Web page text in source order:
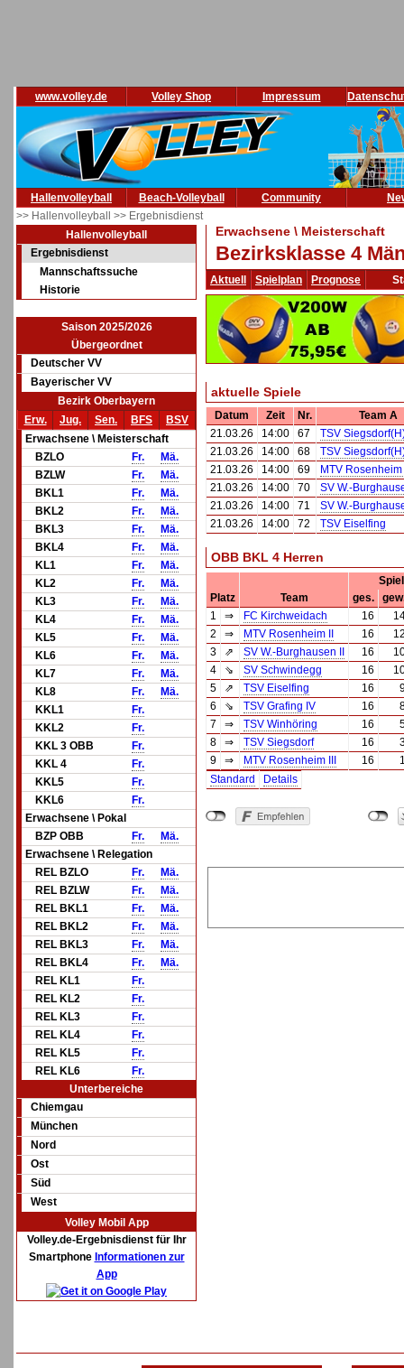
www.volley.de Volley Shop Impressum
Hallenvolleyball Beach-Volleyball Community
>> Hallenvolleyball >> Ergebnisdienst
Hallenvolleyball
Ergebnisdienst
Mannschaftssuche
Historie
Saison 2025/2026
Übergeordnet
Deutscher VV
Bayerischer VV
Bezirk Oberbayern
Erw.
Jug. Sen. BFS
BSV
Erwachsene \ Meisterschaft
BZLO
Fr.
Mä.
BZLW
Fr.
Mä.
BKL1
Fr.
Mä.
BKL2
Fr.
Mä.
BKL3
Fr.
Mä.
BKL4
Fr.
Mä.
KL1
Fr.
Mä.
KL2
Fr.
Mä.
KL3
Fr.
Mä.
KL4
Fr.
Mä.
KL5
Fr.
Mä.
KL6
Fr.
Mä.
KL7
Fr.
Mä.
KL8
Fr.
Mä.
KKL1
Fr.
KKL2
Fr.
KKL 3 OBB
Fr.
KKL 4
Fr.
KKL5
Fr.
KKL6
Fr.
Erwachsene \ Pokal
BZP OBB
Fr.
Mä.
Erwachsene \ Relegation
REL BZLO
Fr.
Mä.
REL BZLW
Fr.
Mä.
REL BKL1
Fr.
Mä.
REL BKL2
Fr.
Mä.
REL BKL3
Fr.
Mä.
REL BKL4
Fr.
Mä.
REL KL1
Fr.
REL KL2
Fr.
REL KL3
Fr.
REL KL4
Fr.
REL KL5
Fr.
REL KL6
Fr.
Unterbereiche
Chiemgau
München
Nord
Ost
Süd
West
Volley Mobil App
Volley.de-Ergebnisdienst für Ihr
Smartphone Informationen zur
App
Erwachsene \ Meisterschaft
Bezirksklasse 4
Aktuell Spielplan Prognose
aktuelle Spiele
Datum Zeit Nr.
Team A
21.03.26
14:00 67
TSV
21.03.26
14:00 68
TSV
21.03.26
14:00 69
MTV Rosenheim
21.03.26
14:00 70
SV W.-
21.03.26
14:00 71
SV W.-
21.03.26
14:00 72 TSV Eiselfing
OBB BKL 4 Herren
Platz
Team ges.
1
⇒ FC Kirchweidach 16
2
⇒ MTV Rosenheim II 16
3
⇗ SV W.-Burghausen II 16
4
⇘ SV Schwindegg 16
5
⇗ TSV Eiselfing 16
6
⇘ TSV Grafing IV 16
7
⇒ TSV Winhöring 16
8
⇒ TSV Siegsdorf 16
9
⇒ MTV Rosenheim III 16
Standard
Details